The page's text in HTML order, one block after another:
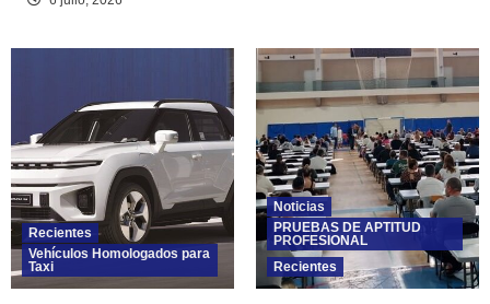
Recientes
Vehículos Homologados para
Taxi
Noticias
PRUEBAS DE APTITUD
PROFESIONAL
Recientes